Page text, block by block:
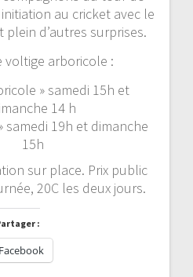
au cricket avec le
d’autres surprises.
voltige arboricole :
» samedi 15h et
14 h
samedi 19h et dimanche
15h
sur place. Prix public
20C les deux jours.
:
Facebook